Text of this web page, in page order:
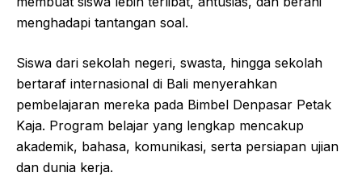
menghadapi tantangan soal.
Siswa dari sekolah negeri, swasta, hingga sekolah
bertaraf internasional di Bali menyerahkan
pembelajaran mereka pada Bimbel Denpasar Petak
Kaja. Program belajar yang lengkap mencakup
akademik, bahasa, komunikasi, serta persiapan ujian
dan dunia kerja.